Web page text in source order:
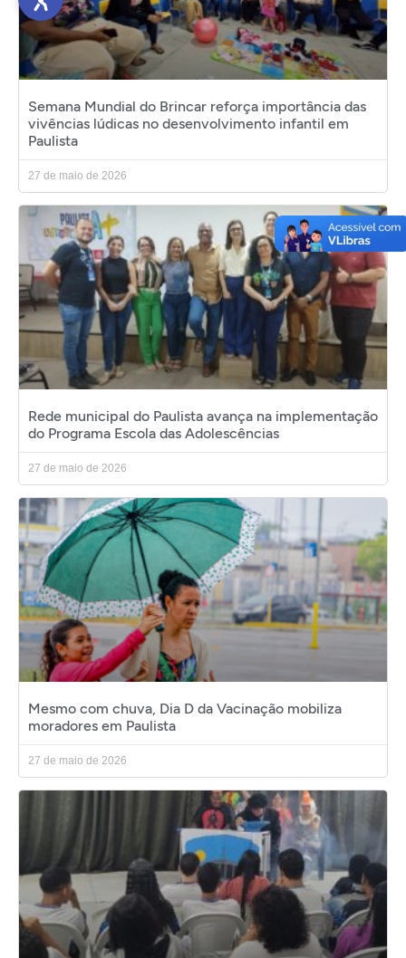
Semana Mundial do Brincar reforça importância das
vivências lúdicas no desenvolvimento infantil em
Paulista
27 de maio de 2026
Rede municipal do Paulista avança na implementação
do Programa Escola das Adolescências
27 de maio de 2026
Mesmo com chuva, Dia D da Vacinação mobiliza
moradores em Paulista
27 de maio de 2026